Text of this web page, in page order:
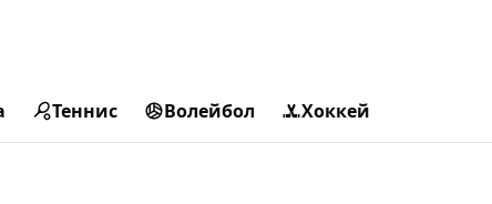
Теннис Волейбол Хоккей